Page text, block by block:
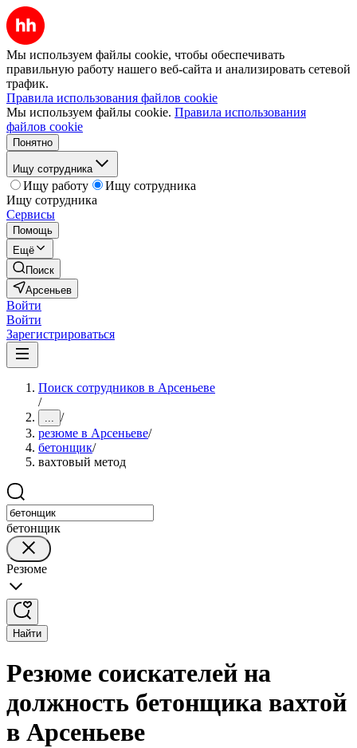
Мы используем файлы cookie, чтобы обеспечивать
правильную работу нашего веб-сайта и анализировать сетевой
трафик.
Правила использования файлов cookie
Мы используем файлы cookie. Правила использования
файлов cookie
Понятно
Ищу сотрудника
Ищу работу
Ищу сотрудника
Ищу сотрудника
Сервисы
Помощь
Ещё
Поиск
Арсеньев
Войти
Войти
Зарегистрироваться
Поиск сотрудников в Арсеньеве
/
... /
резюме в Арсеньеве/
бетонщик/
вахтовый метод
бетонщик
Резюме
Найти
Резюме соискателей на
должность бетонщика вахтой
в Арсеньеве